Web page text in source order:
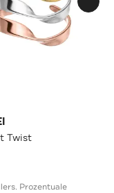
Twist
Prozentuale